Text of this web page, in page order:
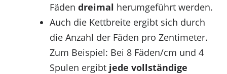
Fäden dreimal herumgeführt werden.
Auch die Kettbreite ergibt sich durch
die Anzahl der Fäden pro Zentimeter.
Zum Beispiel: Bei 8 Fäden/cm und 4
Spulen ergibt jede vollständige